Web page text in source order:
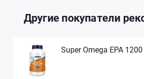
Другие покупатели
Super Omega EPA